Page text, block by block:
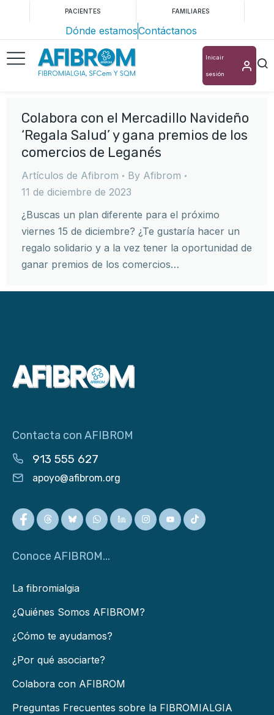
PACIENTES FAMILIARES
Dónde estamosContáctanos
Inicair
sesión
Colabora con el Mercadillo Navideño
‘Regala Salud’ y gana premios de los
comercios de Leganés
Artículos de Afibrom By Afibrom
11 de diciembre de 2023
¿Buscas un plan diferente para el próximo
viernes 15 de diciembre? ¿Te gustaría hacer un
regalo solidario y a la vez tener la oportunidad de
ganar premios de los comercios…
Contacta con AFIBROM
913 555 627
apoyo@afibrom.org
Conoce AFIBROM...
La fibromialgia
¿Quiénes Somos AFIBROM?
¿Cómo te ayudamos?
¿Por qué asociarte?
Colabora con AFIBROM
Preguntas Frecuentes sobre la FIBROMIALGIA